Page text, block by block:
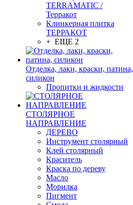
TERRAMATIC /
Терракот
Клинкерная плитка
ТЕРРАКОТ
+ ЕЩЕ 2
Отделка, лаки, краски, патина,
силикон
Пропитки и жидкости
СТОЛЯРНОЕ
НАПРАВЛЕНИЕ
ДЕРЕВО
Инструмент столярный
Клей столярный
Краситель
Краска по дереву
Масло
Морилка
Пигмент